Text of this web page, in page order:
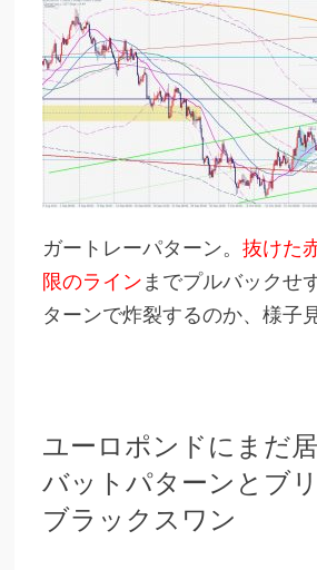
ガートレーパターン。 抜けた
限のライン までプルバックせ
ターンで炸裂するのか、様子
ユーロポンドにまだ
バットパターンとブ
ブラックスワン